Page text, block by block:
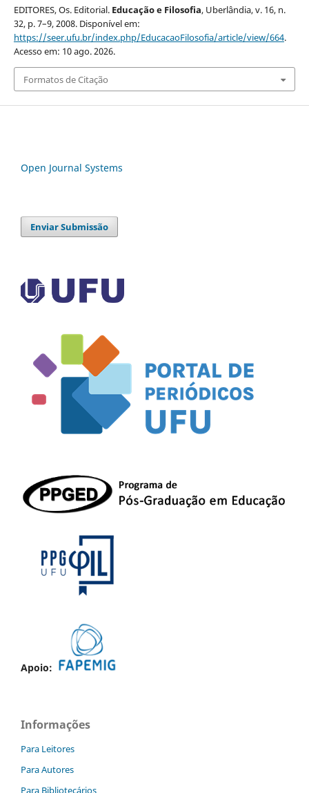
EDITORES, Os. Editorial. Educação e Filosofia, Uberlândia, v. 16, n.
32, p. 7–9, 2008. Disponível em:
https://seer.ufu.br/index.php/EducacaoFilosofia/article/view/664.
Acesso em: 10 ago. 2026.
Formatos de Citação
Open Journal Systems
Enviar Submissão
Apoio:
Informações
Para Leitores
Para Autores
Para Bibliotecários